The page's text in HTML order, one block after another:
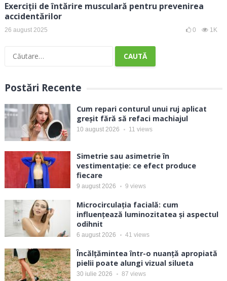
Exerciții de întărire musculară pentru prevenirea
accidentărilor
26 august 2025 0 1K
Caută
Postări Recente
Cum repari conturul unui ruj aplicat
greșit fără să refaci machiajul
10 august 2026 11 views
Simetrie sau asimetrie în
vestimentație: ce efect produce
fiecare
9 august 2026 9 views
Microcirculația facială: cum
influențează luminozitatea și aspectul
odihnit
6 august 2026 41 views
Încălțămintea într-o nuanță apropiată
pielii poate alungi vizual silueta
30 iulie 2026 87 views